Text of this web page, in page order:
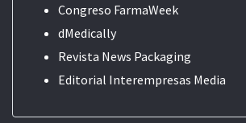
Congreso FarmaWeek
dMedically
Revista News Packaging
Editorial Interempresas Media